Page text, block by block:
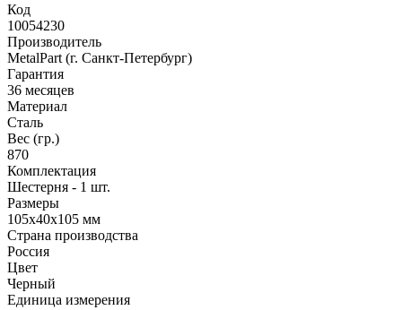
Код
10054230
Производитель
MetalPart (г. Санкт-Петербург)
Гарантия
36 месяцев
Материал
Сталь
Вес (гр.)
870
Комплектация
Шестерня - 1 шт.
Размеры
105х40х105 мм
Страна производства
Россия
Цвет
Черный
Единица измерения